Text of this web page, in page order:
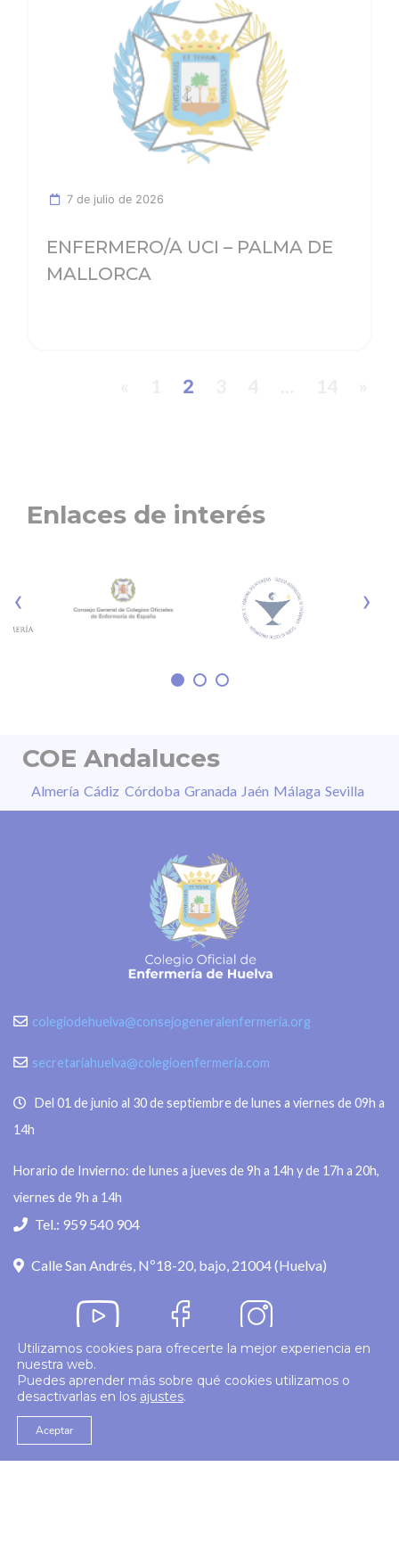
7 de julio de 2026
ENFERMERO/A UCI – PALMA DE
MALLORCA
2
Enlaces de interés
‹ ›
COE Andaluces
Almería Cádiz Córdoba Granada Jaén Málaga Sevilla
colegiodehuelva@consejogeneralenfermeria.org
secretariahuelva@colegioenfermeria.com
Del 01 de junio al 30 de septiembre de lunes a viernes de 09h a
14h
Horario de Invierno: de lunes a jueves de 9h a 14h y de 17h a 20h,
viernes de 9h a 14h
Tel.: 959 540 904
Calle San Andrés, Nº18-20, bajo, 21004 (Huelva)
© 2026 Colegio Enfermería Huelva
Utilizamos cookies para ofrecerte la mejor experiencia en
nuestra web.
Puedes aprender más sobre qué cookies utilizamos o
desactivarlas en los ajustes.
Aceptar